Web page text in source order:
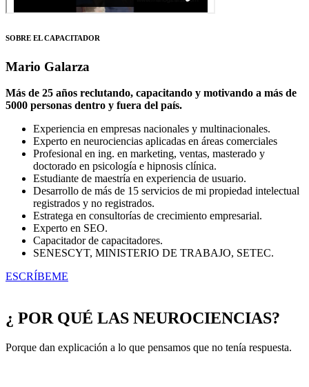
SOBRE EL CAPACITADOR
Mario Galarza
Más de 25 años reclutando, capacitando y motivando a más de
5000 personas dentro y fuera del país.
Experiencia en empresas nacionales y multinacionales.
Experto en neurociencias aplicadas en áreas comerciales
Profesional en ing. en marketing, ventas, masterado y
doctorado en psicología e hipnosis clínica.
Estudiante de maestría en experiencia de usuario.
Desarrollo de más de 15 servicios de mi propiedad intelectual
registrados y no registrados.
Estratega en consultorías de crecimiento empresarial.
Experto en SEO.
Capacitador de capacitadores.
SENESCYT, MINISTERIO DE TRABAJO, SETEC.
ESCRÍBEME
¿ POR QUÉ LAS NEUROCIENCIAS?
Porque dan explicación a lo que pensamos que no tenía respuesta.